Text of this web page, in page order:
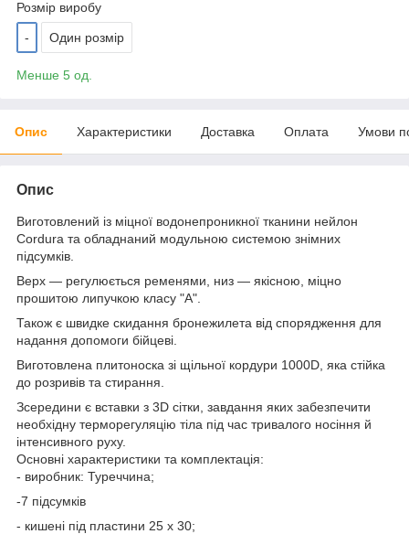
Розмір виробу
- Один розмір
Менше 5 од.
Опис Характеристики Доставка Оплата Умови
Опис
Виготовлений із міцної водонепроникної тканини нейлон
Cordura та обладнаний модульною системою знімних
підсумків.
Верх — регулюється ременями, низ — якісною, міцно
прошитою липучкою класу "А".
Також є швидке скидання бронежилета від спорядження для
надання допомоги бійцеві.
Виготовлена плитоноска зі щільної кордури 1000D, яка стійка
до розривів та стирання.
Зсередини є вставки з 3D сітки, завдання яких забезпечити
необхідну терморегуляцію тіла під час тривалого носіння й
інтенсивного руху.
Основні характеристики та комплектація:
- виробник: Туреччина;
-7 підсумків
- кишені під пластини 25 х 30;